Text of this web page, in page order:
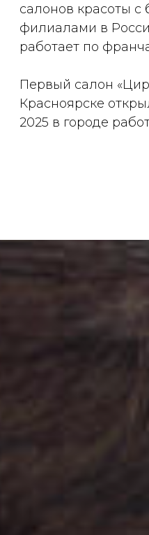
салонов красоты с
филиалами в
работает по
Первый салон
Красноярске
2025 в городе